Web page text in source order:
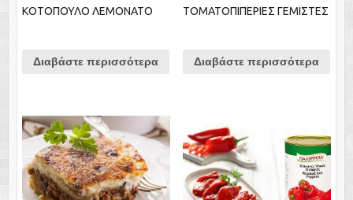
ΚΟΤΟΠΟΥΛΟ ΛΕΜΟΝΑΤΟ
Διαβάστε περισσότερα
ΤΟΜΑΤΟΠΙΠΕΡΙΕΣ ΓΕΜΙΣΤΕΣ
Διαβάστε περισσότερα